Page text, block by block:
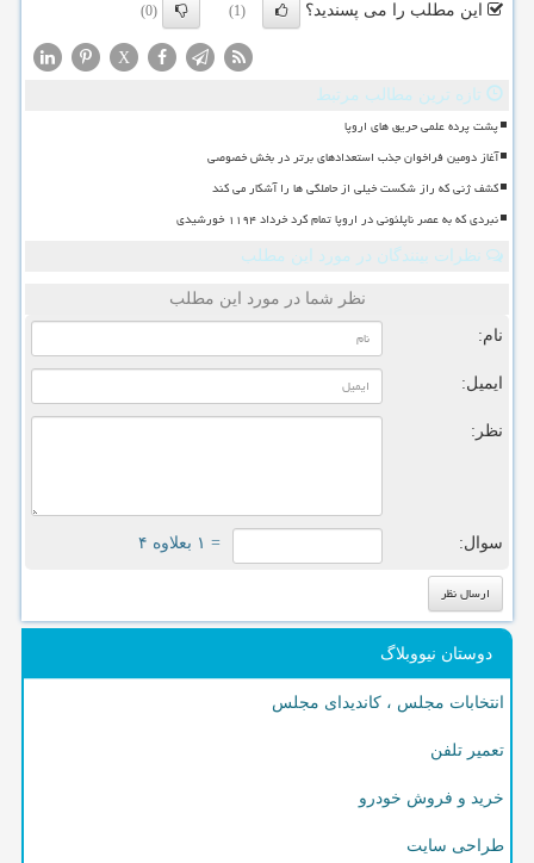
این مطلب را می پسندید؟ (1)
(0)
X
تازه ترین مطالب مرتبط
پشت پرده علمی حریق های اروپا
آغاز دومین فراخوان جذب استعدادهای برتر در بخش خصوصی
کشف ژنی که راز شکست خیلی از حاملگی ها را آشکار می کند
نبردی که به عصر ناپلئونی در اروپا تمام کرد خرداد ۱۱۹۴ خورشیدی
نظرات بینندگان در مورد این مطلب
نظر شما در مورد این مطلب
نام:
ایمیل:
نظر:
سوال: = ۱ بعلاوه ۴
دوستان نیووبلاگ
انتخابات مجلس ، کاندیدای مجلس
تعمیر تلفن
خرید و فروش خودرو
طراحی سایت